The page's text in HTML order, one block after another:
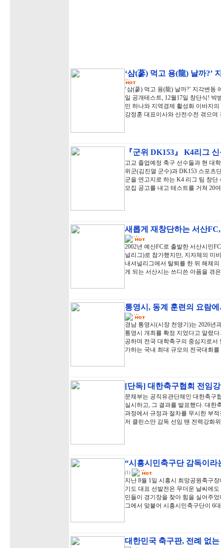
‘삼(蔘) 먹고 용(龍) 날까
‘삼(蔘) 먹고 용(龍) 날까?’ 지각변
일 공개테스트, 12월17일 창단식! 박
민 하나와 지역경제 활성화 이바지
강정훈 대표이사와 산전수전 겪으
『군위 DK153』 K4리그
고교 졸업예정 축구 선수들과 현 대
위군(김진열 군수)과 DK153 스포츠
군을 연고지로 하는 K4 리그 팀 창단
모집 공고를 내고 테스트를 거쳐 20
새롭게 재창단하는 서산
2002년 예산FC로 출발한 서산시민
널리그)로 참가했지만, 지자체의 미
내셔널리그에서 탈퇴를 한 뒤 해체
게 되는 서산시는 쓰디쓴 아픔을 겪
통영시, 동계 훈련의 요람
경남 통영시(시장 천영기)는 2026년
통영시 개최를 확정 지었다고 알렸
공하며 전국 대학축구의 중심지로서
가하는 국내 최대 규모의 전국대회
[단독] 대한축구협회 전임
문체부는 공직유관단체인 대한축구
실시하고, 그 결과를 발표했다. 대한
과정에서 규정과 절차를 무시한 부
저 클린스만 감독 선임 땐 전력강화
“시흥시민축구단 감독이
(1)
지난 8월 1일 시흥시 희망공원축구
기도 대표 선발전은 무더운 날씨에
민들이 경기장을 찾아 힘을 실어주
그에서 맞붙어 시흥시민축구단이 6
대한민국 축구판, 전례 없